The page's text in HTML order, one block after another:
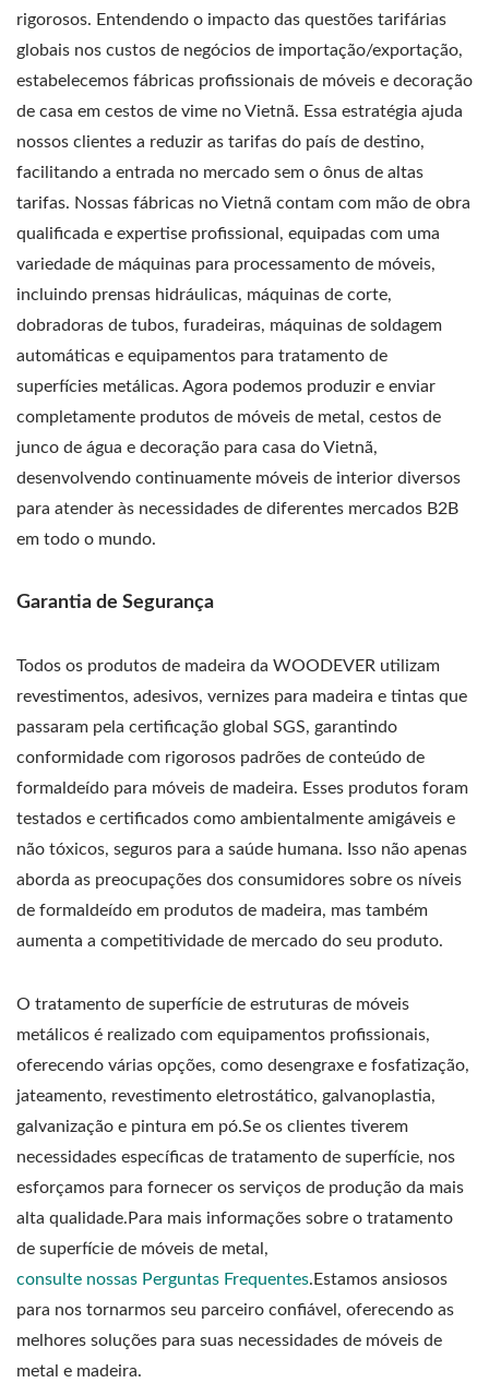
rigorosos. Entendendo o impacto das questões tarifárias
globais nos custos de negócios de importação/exportação,
estabelecemos fábricas profissionais de móveis e decoração
de casa em cestos de vime no Vietnã. Essa estratégia ajuda
nossos clientes a reduzir as tarifas do país de destino,
facilitando a entrada no mercado sem o ônus de altas
tarifas. Nossas fábricas no Vietnã contam com mão de obra
qualificada e expertise profissional, equipadas com uma
variedade de máquinas para processamento de móveis,
incluindo prensas hidráulicas, máquinas de corte,
dobradoras de tubos, furadeiras, máquinas de soldagem
automáticas e equipamentos para tratamento de
superfícies metálicas. Agora podemos produzir e enviar
completamente produtos de móveis de metal, cestos de
junco de água e decoração para casa do Vietnã,
desenvolvendo continuamente móveis de interior diversos
para atender às necessidades de diferentes mercados B2B
em todo o mundo.
Garantia de Segurança
Todos os produtos de madeira da WOODEVER utilizam
revestimentos, adesivos, vernizes para madeira e tintas que
passaram pela certificação global SGS, garantindo
conformidade com rigorosos padrões de conteúdo de
formaldeído para móveis de madeira. Esses produtos foram
testados e certificados como ambientalmente amigáveis e
não tóxicos, seguros para a saúde humana. Isso não apenas
aborda as preocupações dos consumidores sobre os níveis
de formaldeído em produtos de madeira, mas também
aumenta a competitividade de mercado do seu produto.
O tratamento de superfície de estruturas de móveis
metálicos é realizado com equipamentos profissionais,
oferecendo várias opções, como desengraxe e fosfatização,
jateamento, revestimento eletrostático, galvanoplastia,
galvanização e pintura em pó.Se os clientes tiverem
necessidades específicas de tratamento de superfície, nos
esforçamos para fornecer os serviços de produção da mais
alta qualidade.Para mais informações sobre o tratamento
de superfície de móveis de metal,
consulte nossas Perguntas Frequentes.Estamos ansiosos
para nos tornarmos seu parceiro confiável, oferecendo as
melhores soluções para suas necessidades de móveis de
metal e madeira.